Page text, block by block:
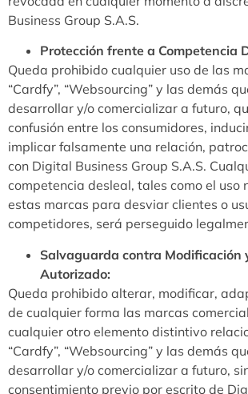
Business Group S.A.S.
Protección frente a Competencia
Queda prohibido cualquier uso de las
“Cardfy”, “Websourcing” y las demás
desarrollar y/o comercializar a futuro,
confusión entre los consumidores,
implicar falsamente una relación,
con Digital Business Group S.A.S.
competencia desleal, tales como el uso
estas marcas para desviar clientes o
competidores, será perseguido
Salvaguarda contra Modificación
Autorizado:
Queda prohibido alterar, modificar,
de cualquier forma las marcas
cualquier otro elemento distintivo
“Cardfy”, “Websourcing” y las demás
desarrollar y/o comercializar a futuro,
consentimiento previo por escrito de